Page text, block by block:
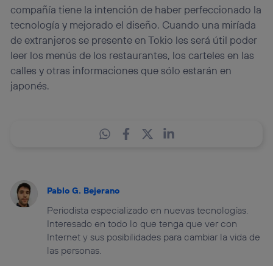
compañía tiene la intención de haber perfeccionado la
tecnología y mejorado el diseño. Cuando una miríada
de extranjeros se presente en Tokio les será útil poder
leer los menús de los restaurantes, los carteles en las
calles y otras informaciones que sólo estarán en
japonés.
Pablo G. Bejerano
Periodista especializado en nuevas tecnologías.
Interesado en todo lo que tenga que ver con
Internet y sus posibilidades para cambiar la vida de
las personas.